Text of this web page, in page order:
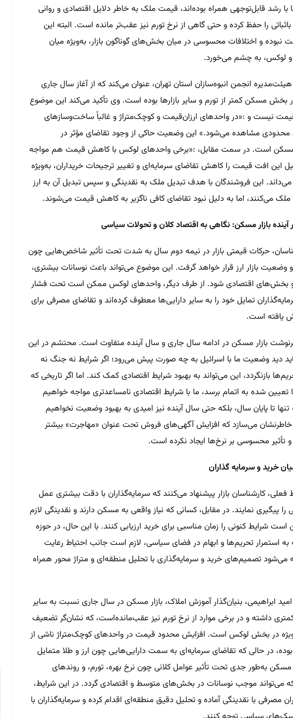
با رشد قابل‌توجهی همراه بوده‌اند، قیمت ملک به خاطر دلایل اقتصادی و روانی
را حفظ کرده و حتی گاهی از نرخ تورم نیز عقب‌تر مانده است. البته این
نبوده و اختلافات محسوسی در میان بخش‌های گوناگون بازار، به‌ویژه میان
و لوکس، به چشم می‌خورد.
انجمن انبوه‌سازان استان تهران، عنوان می‌کند که از آغاز سال جاری
بخش مسکن کمتر از تورم و سایر بازارها بوده است. وی تأکید می‌کند این موضوع
نیست و :«در واحدهای ارزان‌قیمت و کوچک‌متراژ و غالباً ساخت‌وسازهای
محدودی مشاهده می‌شود.» این وضعیت حاکی از وجود تقاضای مؤثر در
است. در سمت مقابل، :«برخی واحدهای لوکس با کاهش قیمت هم مواجه
این افت قیمت را کاهش تقاضای سرمایه‌ای و تغییر ترجیحات خریداران، به‌ویژه
می‌داند. این فروشندگان با هدف تبدیل ملک به نقدینگی و سپس تبدیل آن به ارز
ملک می‌کنند، اما به دلیل نبود تقاضای کافی ناگزیر به کاهش قیمت می‌شوند.
آینده بازار مسکن: نگاهی به اقتصاد کلان و تحولات سیاسی
حرکات قیمتی بازار در نیمه دوم سال به شدت تحت تأثیر شاخص‌هایی چون
وضعیت بازار ارز قرار خواهد گرفت. این موضوع می‌تواند باعث نوسانات بیشتری،
و بخش‌های اقتصادی شود. از طرف دیگر، واحدهای لوکس ممکن است تحت فشار
تمایل خود را به سایر دارایی‌ها معطوف کرده‌اند و تقاضای مصرفی برای
یافته است.
بازار مسکن در ادامه سال جاری و سال آینده متفاوت است. محتشم در این
دید وضعیت ما با اسرائیل به چه صورت پیش می‌رود؛ اگر شرایط نه جنگ نه
بازنگردد، این می‌تواند به بهبود شرایط اقتصادی کمک کند. اما اگر تاریخی که
تعیین شده به اتمام برسد، ما با شرایط اقتصادی نامساعدتری مواجه خواهیم
تا پایان سال، بلکه حتی سال آینده نیز امیدی به بهبود وضعیت نخواهیم
می‌سازد که افزایش آگهی‌های فروش تحت عنوان «مهاجرت» بیشتر
و تأثیر محسوسی بر نرخ‌ها ایجاد نکرده است.
خرید و سرمایه گذاران
فعلی، کارشناسان بازار پیشنهاد می‌کنند که سرمایه‌گذاران با دقت بیشتری عمل
پیگیری نمایند. در مقابل، کسانی که نیاز واقعی به مسکن دارند و نقدینگی لازم
است شرایط کنونی را زمان مناسبی برای خرید ارزیابی کنند. با این حال، در حوزه
به استمرار تحریم‌ها و ابهام در فضای سیاسی، لازم است جانب احتیاط رعایت
تصمیم‌های خرید و سرمایه‌گذاری با تحلیل منطقه‌ای و متراژ محور همراه
ابراهیمی، بنیان‌گذار آموزش املاک، بازار مسکن در سال جاری نسبت به سایر
کمتری داشته و در برخی موارد از نرخ تورم نیز عقب‌مانده‌است، که نشان‌گر تضعیف
در بخش لوکس است. افزایش محدود قیمت در واحدهای کوچک‌متراژ ناشی از
در حالی که تقاضای سرمایه‌ای به سمت دارایی‌هایی چون ارز و طلا متمایل
به‌طور جدی تحت تأثیر عوامل کلانی چون نرخ بهره، تورم، و روندهای
که می‌تواند موجب نوسانات در بخش‌های متوسط و اقتصادی گردد. در این شرایط،
مصرفی با نقدینگی آماده و تحلیل دقیق منطقه‌ای اقدام کرده و سرمایه‌گذاران با